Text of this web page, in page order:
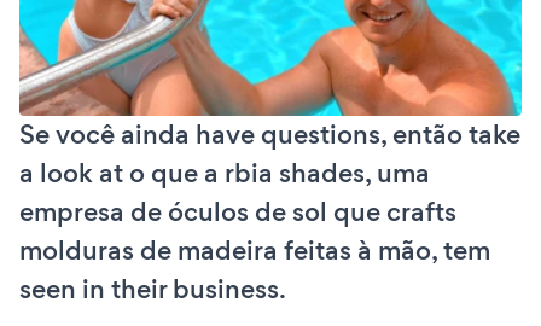
Se você ainda have questions, então take
a look at o que a rbia shades, uma
empresa de óculos de sol que crafts
molduras de madeira feitas à mão, tem
seen in their business.